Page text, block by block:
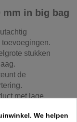
mm in big bag
stukken
de
met lage
te vervoeren
We helpen